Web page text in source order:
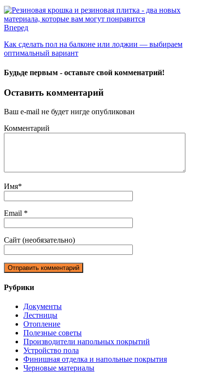
Вперед
Как сделать пол на балконе или лоджии — выбираем
оптимальный вариант
Будьде первым - оставьте свой комменатрий!
Оставить комментарий
Ваш e-mail не будет нигде опубликован
Комментарий
Имя*
Email *
Сайт (необязательно)
Рубрики
Документы
Лестницы
Отопление
Полезные советы
Производители напольных покрытий
Устройство пола
Финишная отделка и напольные покрытия
Черновые материалы